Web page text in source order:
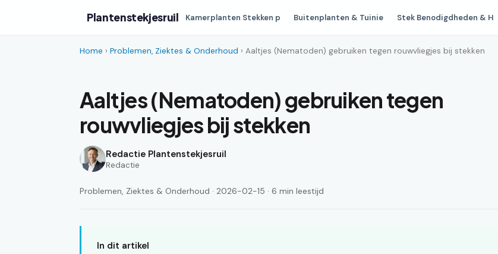
Plantenstekjesruil Kamerplanten Stekken p Buitenplanten & Tuinie Stek Benodigdheden & H
Home › Problemen, Ziektes & Onderhoud › Aaltjes (Nematoden) gebruiken tegen rouwvliegjes bij stekken
Aaltjes (Nematoden) gebruiken tegen
rouwvliegjes bij stekken
Redactie Plantenstekjesruil
Redactie
Problemen, Ziektes & Onderhoud · 2026-02-15 · 6 min leestijd
In dit artikel